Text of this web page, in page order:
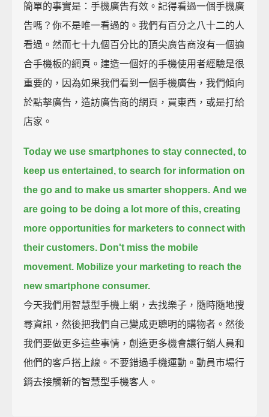
簡單的事實是：手機廣告有效。記得看過一個手機廣
告嗎？你不是唯一看過的。我們有百分之八十二的人
看過。然而七十九個百分比的頂尖廣告商沒有一個適
合手機板的網頁。建造一個好的手機使用者經驗是很
重要的，因為如果我們看到一個手機廣告，我們傾向
於點擊廣告，造訪廣告商的網頁，買東西，或是打給
店家。
Today we use smartphones to stay connected, to
keep us entertained, to search for information on
the go and to make us smarter shoppers. And we
are going to be doing a lot more of this, creating
more opportunities for marketers to connect with
their customers. Don't miss the mobile
movement. Mobilize your marketing to reach the
new smartphone consumer.
今天我們用智慧型手機上網，去找樂子，隨時隨地搜
尋資訊，然後把我們自己變成更聰明的購物者。然後
我們要做更多這些事情，創造更多機會讓行銷人員和
他們的客戶搭上線。不要錯過手機運動。動員市場行
銷去接觸新的智慧型手機客人。